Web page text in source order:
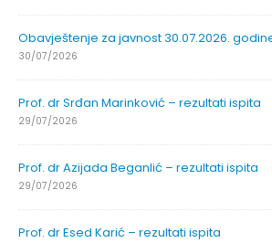
Obavještenje za javnost 30.07.2026.
30/07/2026
Prof. dr Srđan Marinković – rezultati ispita
29/07/2026
Prof. dr Azijada Beganlić – rezultati ispita
29/07/2026
Prof. dr Esed Karić – rezultati ispita